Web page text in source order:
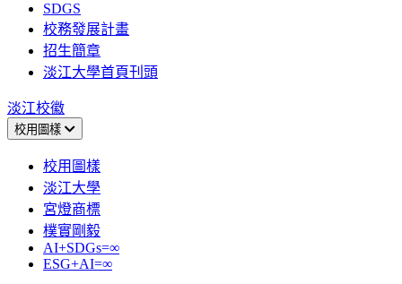
SDGS
校務發展計畫
招生簡章
淡江大學首頁刊頭
淡江校徽
校用圖樣
校用圖樣
淡江大學
宮燈商標
樸實剛毅
AI+SDGs=∞
ESG+AI=∞